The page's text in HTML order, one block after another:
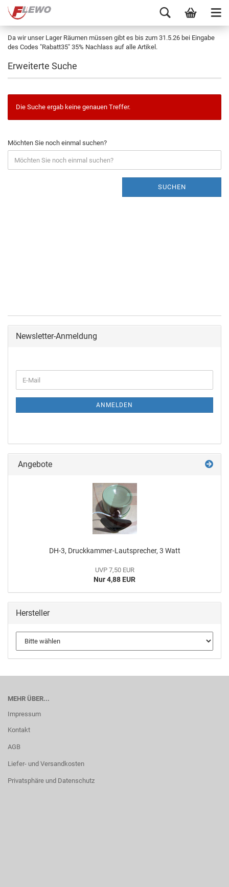
Da wir unser Lager Räumen müssen gibt es bis zum 31.5.26 bei Eingabe
des Codes "Rabatt35" 35% Nachlass auf alle Artikel.
Erweiterte Suche
Die Suche ergab keine genauen Treffer.
Möchten Sie noch einmal suchen?
SUCHEN
Newsletter-Anmeldung
ANMELDEN
Angebote
DH-3, Druckkammer-Lautsprecher, 3 Watt
UVP 7,50 EUR
Nur 4,88 EUR
Hersteller
MEHR ÜBER...
Impressum
Kontakt
AGB
Liefer- und Versandkosten
Privatsphäre und Datenschutz